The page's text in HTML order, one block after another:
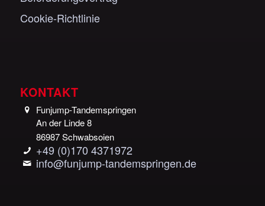
Cookie-Richtlinie
KONTAKT
Funjump-Tandemspringen
An der Linde 8
86987 Schwabsoien
+49 (0)170 4371972
info@funjump-tandemspringen.de